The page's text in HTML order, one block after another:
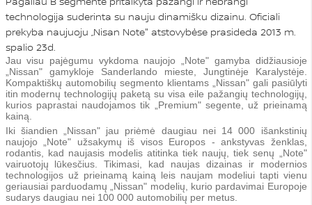
technologija suderinta su nauju dinamišku dizainu. Oficiali
prekyba naujuoju „Nisan Note" atstovybėse prasideda 2013 m.
spalio 23d.
Jau visu pajėgumu vykdoma naujojo „Note" gamyba didžiausioje
„Nissan" gamykloje Sanderlando mieste, Jungtinėje Karalystėje.
Kompaktiškų automobilių segmento klientams „Nissan" gali pasiūlyti
itin modernų technologijų paketą su visa eile pažangių technologijų,
kurios paprastai naudojamos tik „Premium" segente, už prieinamą
kainą.
Iki šiandien „Nissan" jau priėmė daugiau nei 14 000 išankstinių
naujojo „Note" užsakymų iš visos Europos - ankstyvas ženklas,
rodantis, kad naujasis modelis atitinka tiek naujų, tiek senų „Note"
vairuotojų lūkesčius. Tikimasi, kad naujas dizainas ir modernios
technologijos už prieinamą kainą leis naujam modeliui tapti vienu
geriausiai parduodamų „Nissan" modelių, kurio pardavimai Europoje
sudarys daugiau nei 100 000 automobilių per metus.